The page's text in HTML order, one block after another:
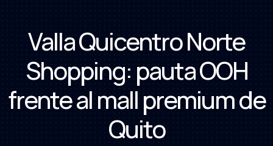
Valla Quicentro Norte
Shopping: pauta OOH
frente al mall premium de
Quito